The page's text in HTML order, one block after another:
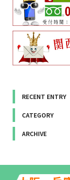
RECENT ENTRY
CATEGORY
ARCHIVE